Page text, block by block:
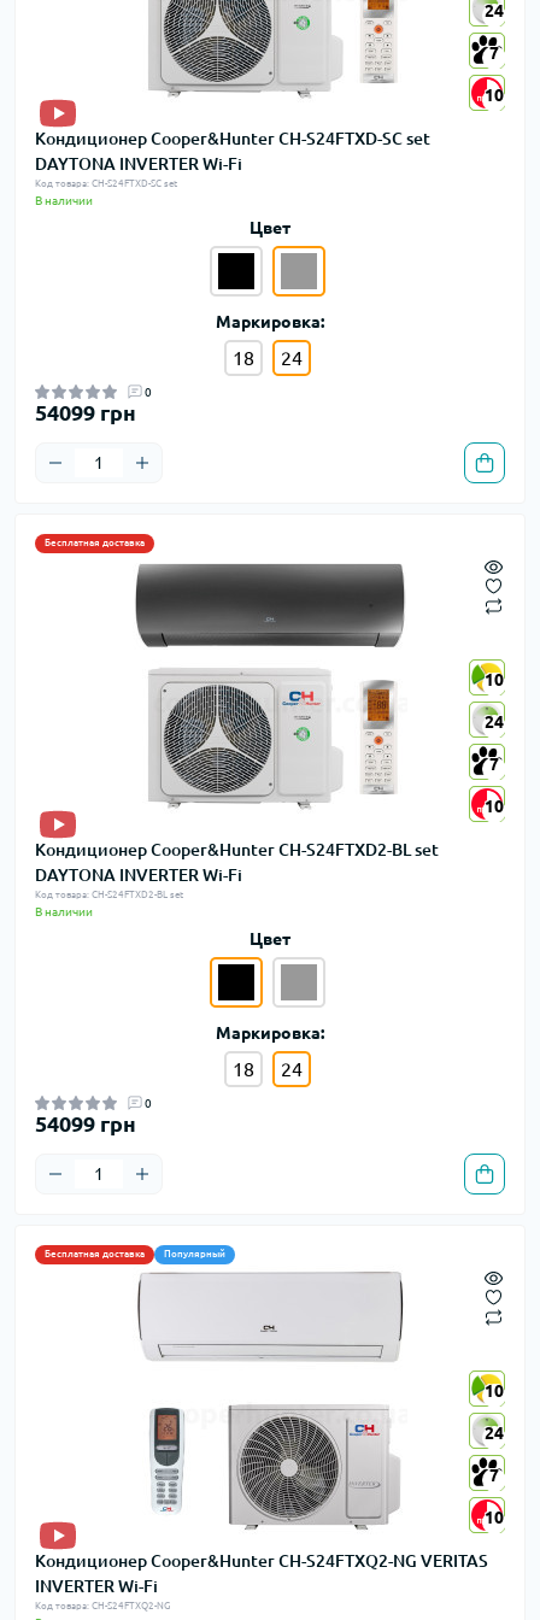
24
7
10
24
7
10
Кондиционер Cooper&Hunter CH-S24FTXD-SC set
DAYTONA INVERTER Wi-Fi
Код товара: CH-S24FTXD-SC set
В наличии
Цвет
Маркировка:
18 24
0
54099 грн
Бесплатная доставка
10
24
7
10
10
24
7
10
Кондиционер Cooper&Hunter CH-S24FTXD2-BL set
DAYTONA INVERTER Wi-Fi
Код товара: CH-S24FTXD2-BL set
В наличии
Цвет
Маркировка:
18 24
0
54099 грн
Бесплатная доставка Популярный
10
24
7
10
10
24
7
10
Кондиционер Cooper&Hunter CH-S24FTXQ2-NG VERITAS
INVERTER Wi-Fi
Код товара: CH-S24FTXQ2-NG